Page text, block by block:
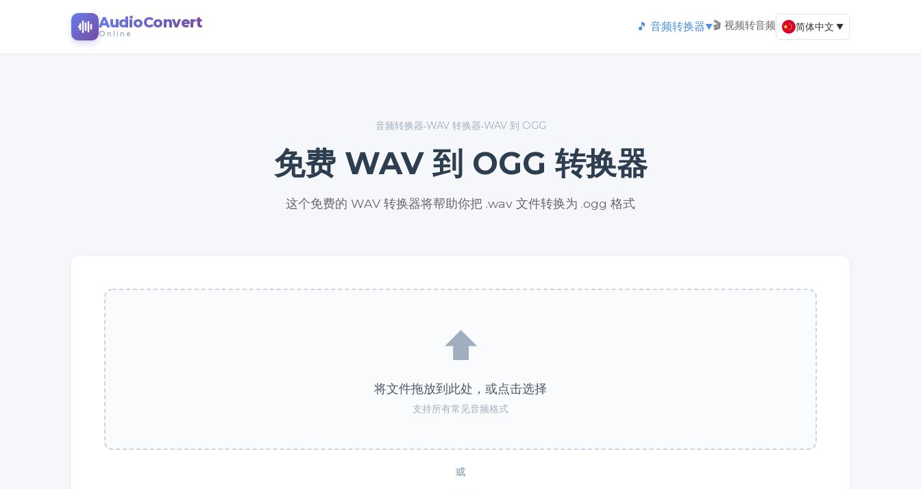
AudioConvert
Online
🎵 音频转换器▼🎬 视频转音频 简体中文 ▼
音频转换器•WAV 转换器•WAV 到 OGG
免费 WAV 到 OGG 转换器
这个免费的 WAV 转换器将帮助你把 .wav 文件转换为 .ogg 格式
⬆️
将文件拖放到此处，或点击选择
支持所有常见音频格式
或